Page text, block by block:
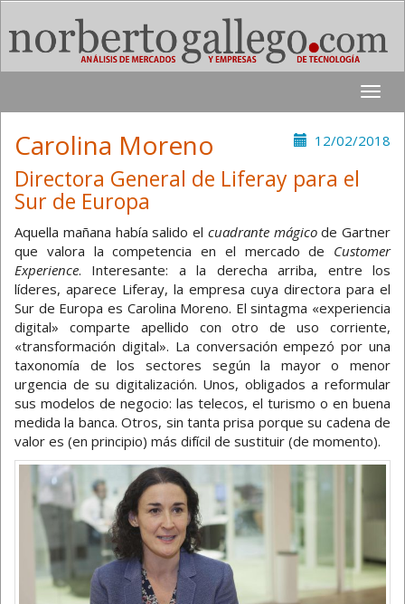
Toggle
12/02/2018
Carolina Moreno
Directora General de Liferay para el
Sur de Europa
Aquella mañana había salido el cuadrante mágicode Gartner
que valora la competencia en el mercado de Customer
Experience. Interesante: a la derecha arriba, entre los
líderes, aparece Liferay, la empresa cuya directora para el
Sur de Europa es Carolina Moreno. El sintagma «experiencia
digital» comparte apellido con otro de uso corriente,
«transformación digital». La conversación empezó por una
taxonomía de los sectores según la mayor o menor
urgencia de su digitalización. Unos, obligados a reformular
sus modelos de negocio: las telecos, el turismo o en buena
medida la banca. Otros, sin tanta prisa porque su cadena de
valor es (en principio) más difícil de sustituir (de momento).